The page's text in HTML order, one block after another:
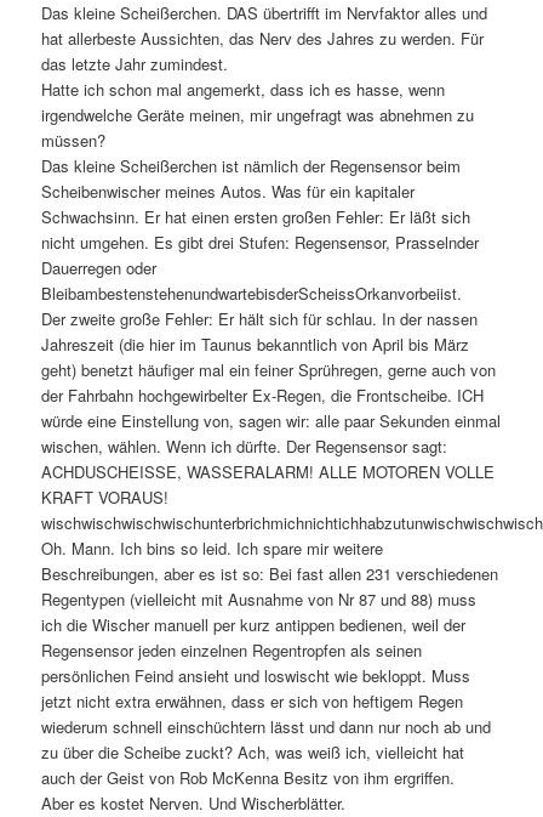
Das kleine Scheißerchen. DAS übertrifft im Nervfaktor alles und
hat allerbeste Aussichten, das Nerv des Jahres zu werden. Für
das letzte Jahr zumindest.
Hatte ich schon mal angemerkt, dass ich es hasse, wenn
irgendwelche Geräte meinen, mir ungefragt was abnehmen zu
müssen?
Das kleine Scheißerchen ist nämlich der Regensensor beim
Scheibenwischer meines Autos. Was für ein kapitaler
Schwachsinn. Er hat einen ersten großen Fehler: Er läßt sich
nicht umgehen. Es gibt drei Stufen: Regensensor, Prasselnder
Dauerregen oder
BleibambestenstehenundwartebisderScheissOrkanvorbeiist.
Der zweite große Fehler: Er hält sich für schlau. In der nassen
Jahreszeit (die hier im Taunus bekanntlich von April bis März
geht) benetzt häufiger mal ein feiner Sprühregen, gerne auch von
der Fahrbahn hochgewirbelter Ex-Regen, die Frontscheibe. ICH
würde eine Einstellung von, sagen wir: alle paar Sekunden einmal
wischen, wählen. Wenn ich dürfte. Der Regensensor sagt:
ACHDUSCHEISSE, WASSERALARM! ALLE MOTOREN VOLLE
KRAFT VORAUS!
Oh. Mann. Ich bins so leid. Ich spare mir weitere
Beschreibungen, aber es ist so: Bei fast allen 231 verschiedenen
Regentypen (vielleicht mit Ausnahme von Nr 87 und 88) muss
ich die Wischer manuell per kurz antippen bedienen, weil der
Regensensor jeden einzelnen Regentropfen als seinen
persönlichen Feind ansieht und loswischt wie bekloppt. Muss
jetzt nicht extra erwähnen, dass er sich von heftigem Regen
wiederum schnell einschüchtern lässt und dann nur noch ab und
zu über die Scheibe zuckt? Ach, was weiß ich, vielleicht hat
auch der Geist von Rob McKenna Besitz von ihm ergriffen.
Aber es kostet Nerven. Und Wischerblätter.